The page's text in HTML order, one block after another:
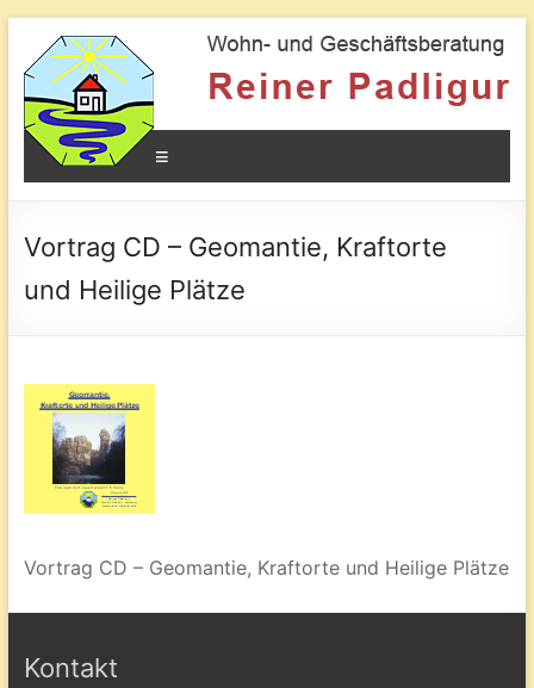
Geomantie
Kraftorte
und
die
Wirkung
den
Vortrag CD – Geomantie, Kraftorte
und Heilige Plätze
Vortrag CD – Geomantie, Kraftorte und Heilige Plätze
Kontakt